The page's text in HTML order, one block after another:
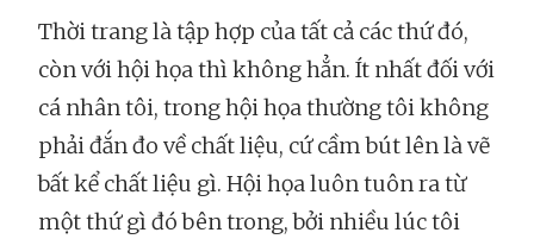
Thời trang là tập hợp của tất cả các thứ đó,
còn với hội họa thì không hẳn. Ít nhất đối với
cá nhân tôi, trong hội họa thường tôi không
phải đắn đo về chất liệu, cứ cầm bút lên là vẽ
bất kể chất liệu gì. Hội họa luôn tuôn ra từ
một thứ gì đó bên trong, bởi nhiều lúc tôi